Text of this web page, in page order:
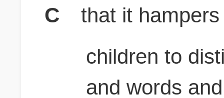
C
that it
children to
and words